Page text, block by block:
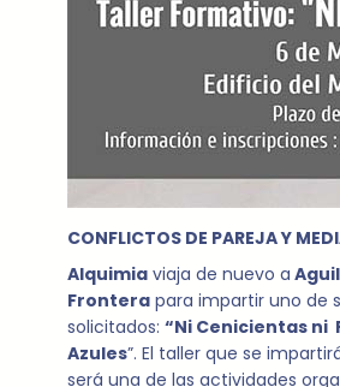
CONFLICTOS DE PAREJA Y
Alquimia viaja de nuevo a
Frontera para impartir uno de
solicitados: “Ni Cenicientas ni
Azules”. El taller que se
será una de las actividades